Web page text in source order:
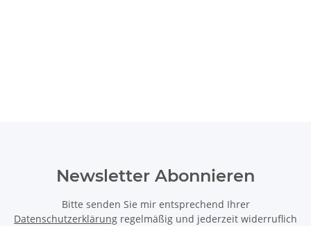
Newsletter Abonnieren
Bitte senden Sie mir entsprechend Ihrer
Datenschutzerklärung regelmäßig und jederzeit widerruflich